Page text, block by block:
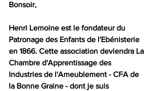
Bonsoir,
Henri Lemoine est le fondateur du
Patronage des Enfants de l'Ebénisterie
en 1866. Cette association deviendra La
Chambre d'Apprentissage des
Industries de l'Ameublement - CFA de
la Bonne Graine - dont je suis